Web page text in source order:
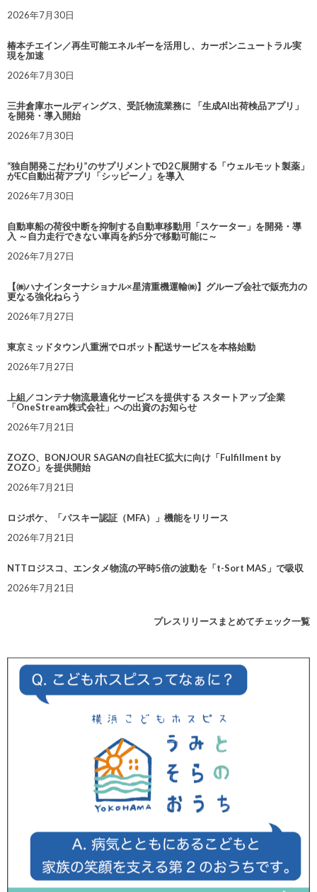
2026年7月30日
椿本チエイン／再生可能エネルギーを活用し、カーボンニュートラル実
現を加速
2026年7月30日
三井倉庫ホールディングス、受託物流業務に 「生成AI出荷検品アプリ」
を開発・導入開始
2026年7月30日
“独自開発こだわり”のサプリメントでD2C展開する「ウェルモット製薬」
がEC自動出荷アプリ「シッピーノ」を導入
2026年7月30日
自動車船の荷役中断を抑制する自動車移動用「スケーター」を開発・導
入 ～自力走行できない車両を約5分で移動可能に～
2026年7月27日
【㈱ハナインターナショナル×星清重機運輸㈱】グループ会社で販売力の
更なる強化ねらう
2026年7月27日
東京ミッドタウン八重洲でロボット配送サービスを本格始動
2026年7月27日
上組／コンテナ物流最適化サービスを提供する スタートアップ企業
「OneStream株式会社」への出資のお知らせ
2026年7月21日
ZOZO、BONJOUR SAGANの自社EC拡大に向け「Fulfillment by
ZOZO」を提供開始
2026年7月21日
ロジポケ、「パスキー認証（MFA）」機能をリリース
2026年7月21日
NTTロジスコ、エンタメ物流の平時5倍の波動を「t-Sort MAS」で吸収
2026年7月21日
プレスリリースまとめてチェック一覧